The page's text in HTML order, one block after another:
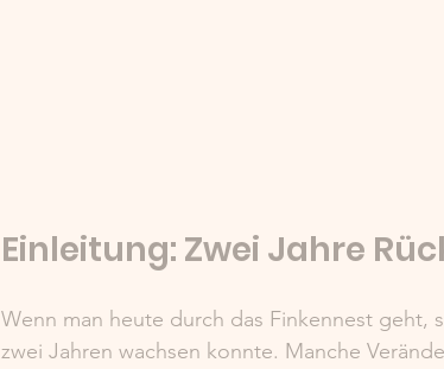
Einleitung: Zwei Jahre
Wenn man heute durch das Finkennest geht,
zwei Jahren wachsen konnte. Manche